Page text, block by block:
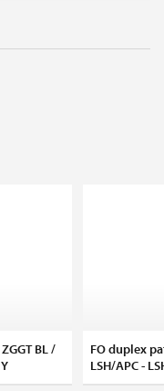
BL /
FO duplex
LSH/APC -